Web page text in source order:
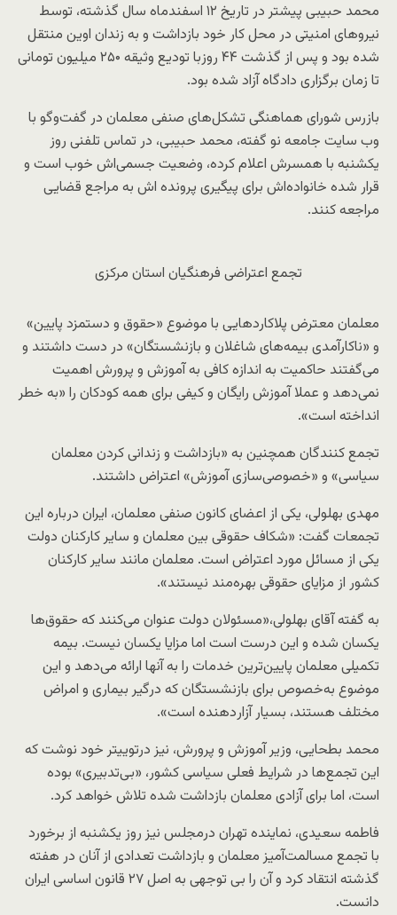
محمد حبیبی پیشتر در تاریخ ۱۲ اسفندماه سال گذشته، توسط
نیروهای امنیتی در محل کار خود بازداشت و به زندان اوین منتقل
شده بود و پس از گذشت ۴۴ روزبا تودیع وثیقه ۲۵۰ میلیون تومانی
تا زمان برگزاری دادگاه آزاد شده بود.
بازرس شورای هماهنگی تشکل‌های صنفی معلمان در گفت‌وگو با
وب سایت جامعه نو گفته، محمد حبیبی، در تماس تلفنی روز
یکشنبه با همسرش اعلام کرده، وضعیت جسمی‌اش خوب است و
قرار شده خانواده‌اش برای پیگیری پرونده اش به مراجع قضایی
مراجعه کنند.
تجمع اعتراضی فرهنگیان استان مرکزی
معلمان معترض پلاکاردهایی با موضوع «حقوق و دستمزد پایین»
و «ناکارآمدی بیمه‌های شاغلان و بازنشستگان» در دست داشتند و
می‌گفتند حاکمیت به اندازه کافی به آموزش و پرورش اهمیت
نمی‌دهد و عملا آموزش رایگان و کیفی برای همه کودکان را «به خطر
انداخته است».
تجمع کنندگان همچنین به «بازداشت و زندانی کردن معلمان
سیاسی» و «خصوصی‌سازی آموزش» اعتراض داشتند.
مهدی بهلولی، یکی از اعضای کانون صنفی معلمان، ایران درباره این
تجمعات گفت: «شکاف حقوقی بین معلمان و سایر کارکنان دولت
یکی از مسائل مورد اعتراض است. معلمان مانند سایر کارکنان
کشور از مزایای حقوقی بهره‌مند نیستند».
به گفته آقای بهلولی،«مسئولان دولت عنوان می‌کنند که حقوق‌ها
یکسان شده و این درست است اما مزایا یکسان نیست. بیمه
تکمیلی معلمان پایین‌ترین خدمات را به آنها ارائه می‌دهد و این
موضوع به‌خصوص برای بازنشستگان که درگیر بیماری و امراض
مختلف هستند، بسیار آزار‌دهنده است».
محمد بطحایی، وزیر آموزش و پرورش، نیز درتوییتر خود نوشت که
این تجمع‌ها در شرایط فعلی سیاسی کشور، «بی‌تدبیری» بوده
است، اما برای آزادی معلمان بازداشت شده تلاش خواهد کرد.
فاطمه سعیدی،‌ نماینده تهران درمجلس نیز روز یکشنبه از برخورد
با تجمع مسالمت‌آمیز معلمان و بازداشت تعدادی از آنان در هفته
گذشته انتقاد کرد و آن را بی توجهی به اصل ۲۷ قانون اساسی ایران
دانست.